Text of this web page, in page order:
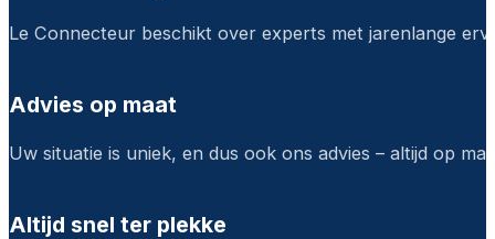
Le Connecteur beschikt over experts met jarenlange
Advies op maat
Uw situatie is uniek, en dus ook ons advies – altijd op
Altijd snel ter plekke